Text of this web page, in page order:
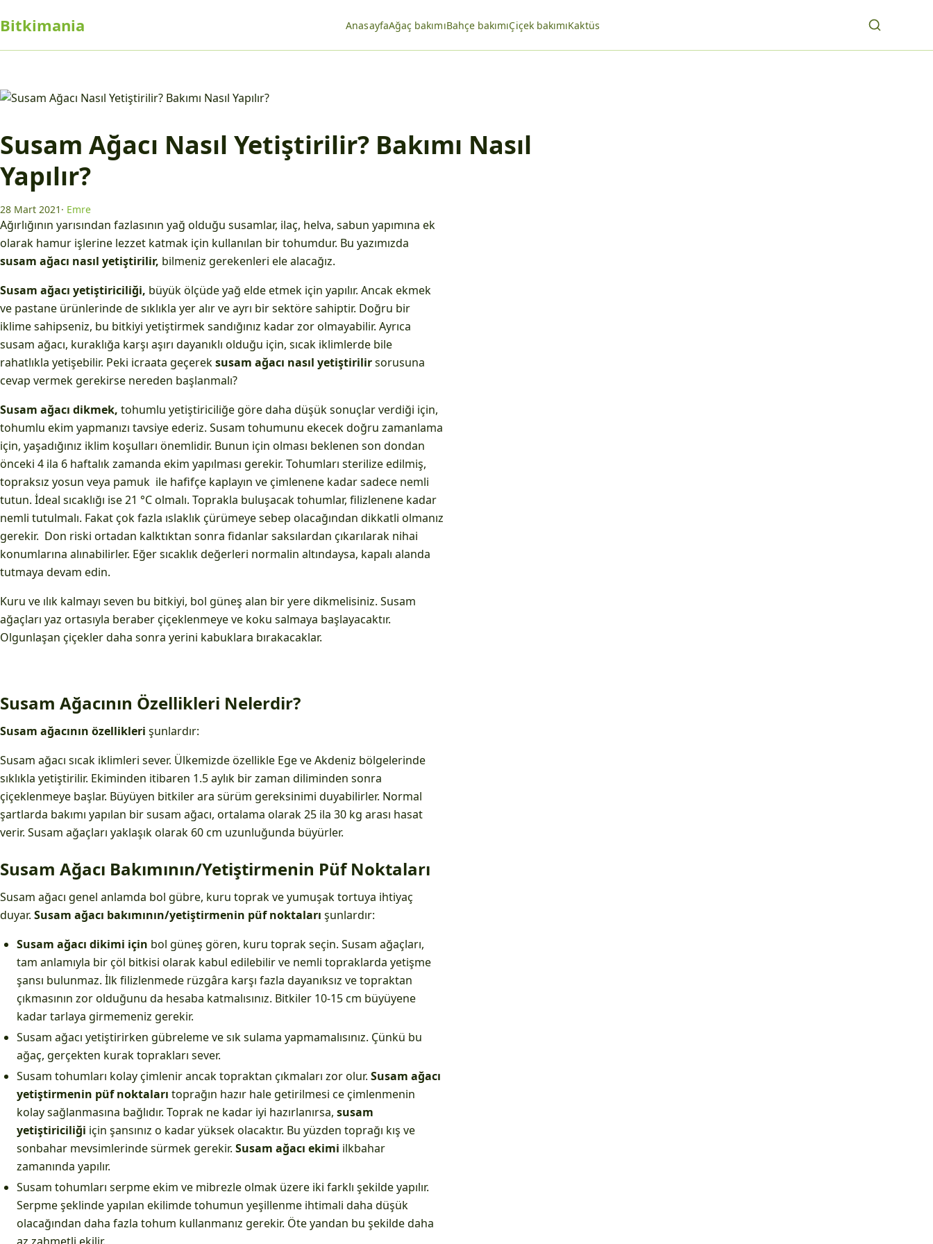
Bitkimania AnasayfaAğaç bakımıBahçe bakımıÇiçek bakımıKaktüs
Susam Ağacı Nasıl Yetiştirilir? Bakımı Nasıl
Yapılır?
28 Mart 2021 · Emre
Ağırlığının yarısından fazlasının yağ olduğu susamlar, ilaç, helva, sabun yapımına ek
olarak hamur işlerine lezzet katmak için kullanılan bir tohumdur. Bu yazımızda
susam ağacı nasıl yetiştirilir, bilmeniz gerekenleri ele alacağız.
Susam ağacı yetiştiriciliği, büyük ölçüde yağ elde etmek için yapılır. Ancak ekmek
ve pastane ürünlerinde de sıklıkla yer alır ve ayrı bir sektöre sahiptir. Doğru bir
iklime sahipseniz, bu bitkiyi yetiştirmek sandığınız kadar zor olmayabilir. Ayrıca
susam ağacı, kuraklığa karşı aşırı dayanıklı olduğu için, sıcak iklimlerde bile
rahatlıkla yetişebilir. Peki icraata geçereksusam ağacı nasıl yetiştirilirsorusuna
cevap vermek gerekirse nereden başlanmalı?
Susam ağacı dikmek, tohumlu yetiştiriciliğe göre daha düşük sonuçlar verdiği için,
tohumlu ekim yapmanızı tavsiye ederiz. Susam tohumunu ekecek doğru zamanlama
için, yaşadığınız iklim koşulları önemlidir. Bunun için olması beklenen son dondan
önceki 4 ila 6 haftalık zamanda ekim yapılması gerekir. Tohumları sterilize edilmiş,
topraksız yosun veya pamuk ​ ile hafifçe kaplayın ve çimlenene kadar sadece nemli
tutun. İdeal sıcaklığı ise 21 °C olmalı. Toprakla buluşacak tohumlar, filizlenene kadar
nemli tutulmalı. Fakat çok fazla ıslaklık çürümeye sebep olacağından dikkatli olmanız
gerekir. Don riski ortadan kalktıktan sonra fidanlar saksılardan çıkarılarak nihai
konumlarına alınabilirler. Eğer sıcaklık değerleri normalin altındaysa, kapalı alanda
tutmaya devam edin.
Kuru ve ılık kalmayı seven bu bitkiyi, bol güneş alan bir yere dikmelisiniz. Susam
ağaçları yaz ortasıyla beraber çiçeklenmeye ve koku salmaya başlayacaktır.
Olgunlaşan çiçekler daha sonra yerini kabuklara bırakacaklar.
Susam Ağacının Özellikleri Nelerdir?
Susam ağacının özellikleri şunlardır:
Susam ağacı sıcak iklimleri sever. Ülkemizde özellikle Ege ve Akdeniz bölgelerinde
sıklıkla yetiştirilir. Ekiminden itibaren 1.5 aylık bir zaman diliminden sonra
çiçeklenmeye başlar. Büyüyen bitkiler ara sürüm gereksinimi duyabilirler. Normal
şartlarda bakımı yapılan bir susam ağacı, ortalama olarak 25 ila 30 kg arası hasat
verir. Susam ağaçları yaklaşık olarak 60 cm uzunluğunda büyürler.
Susam Ağacı Bakımının/Yetiştirmenin Püf Noktaları
Susam ağacı genel anlamda bol gübre, kuru toprak ve yumuşak tortuya ihtiyaç
duyar. Susam ağacı bakımının/yetiştirmenin püf noktaları şunlardır:
Susam ağacı dikimi için bol güneş gören, kuru toprak seçin. Susam ağaçları,
tam anlamıyla bir çöl bitkisi olarak kabul edilebilir ve nemli topraklarda yetişme
şansı bulunmaz. İlk filizlenmede rüzgâra karşı fazla dayanıksız ve topraktan
çıkmasının zor olduğunu da hesaba katmalısınız. Bitkiler 10-15 cm büyüyene
kadar tarlaya girmemeniz gerekir.
Susam ağacı yetiştirirken gübreleme ve sık sulama yapmamalısınız. Çünkü bu
ağaç, gerçekten kurak toprakları sever.
Susam tohumları kolay çimlenir ancak topraktan çıkmaları zor olur. Susam ağacı
yetiştirmenin püf noktaları toprağın hazır hale getirilmesi ce çimlenmenin
kolay sağlanmasına bağlıdır. Toprak ne kadar iyi hazırlanırsa, susam
yetiştiriciliği için şansınız o kadar yüksek olacaktır. Bu yüzden toprağı kış ve
sonbahar mevsimlerinde sürmek gerekir. Susam ağacı ekimi ilkbahar
zamanında yapılır.
Susam tohumları serpme ekim ve mibrezle olmak üzere iki farklı şekilde yapılır.
Serpme şeklinde yapılan ekilimde tohumun yeşillenme ihtimali daha düşük
olacağından daha fazla tohum kullanmanız gerekir. Öte yandan bu şekilde daha